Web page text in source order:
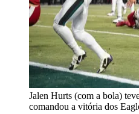
Jalen Hurts (com a bola)
comandou a vitória dos